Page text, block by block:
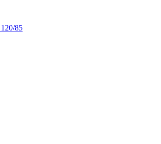
85